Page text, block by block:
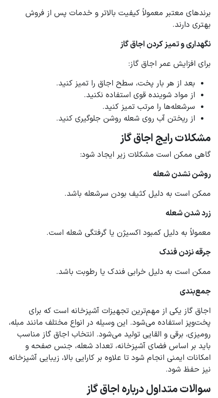
برندهای معتبر معمولاً کیفیت بالاتر و خدمات پس از فروش
بهتری دارند.
نگهداری و تمیز کردن اجاق گاز
برای افزایش عمر اجاق گاز:
بعد از هر بار پخت، سطح اجاق را تمیز کنید.
از مواد شوینده قوی استفاده نکنید.
سرشعله‌ها را مرتب تمیز کنید.
از ریختن آب روی شعله روشن جلوگیری کنید.
مشکلات رایج اجاق گاز
گاهی ممکن است مشکلات زیر ایجاد شود:
روشن نشدن شعله
ممکن است به دلیل کثیف بودن سرشعله باشد.
زرد شدن شعله
معمولاً به دلیل کمبود اکسیژن یا گرفتگی شعله است.
جرقه نزدن فندک
ممکن است به دلیل خرابی فندک یا رطوبت باشد.
جمع‌بندی
اجاق گاز یکی از مهم‌ترین تجهیزات آشپزخانه است که برای
پخت‌وپز استفاده می‌شود. این وسیله در انواع مختلف مانند مبله،
رومیزی، برقی و القایی تولید می‌شود. انتخاب اجاق گاز مناسب
باید بر اساس فضای آشپزخانه، تعداد شعله، جنس صفحه و
امکانات ایمنی انجام شود تا علاوه بر کارایی بالا، زیبایی آشپزخانه
نیز حفظ شود.
سوالات متداول درباره اجاق گاز